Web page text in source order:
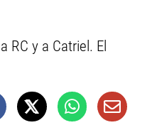
RC y a Catriel. El